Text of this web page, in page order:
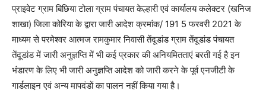
प्राइवेट ग्राम बिछिया टोला ग्राम पंचायत केल्हारी एवं कार्यालय कलेक्टर (खनिज
शाखा) जिला कोरिया के द्वारा जारी आदेश क्रमांक/ 191 5 फरवरी 2021 के
माध्यम से परमेश्वर आत्मज रामकुमार निवासी तेंदूडांड ग्राम तेंदूडांड पंचायत
तेंदूडांड में जारी अनुज्ञप्ति में भी कई प्रकार की अनियमितताएं बरती गई है इन
भंडारण के लिए भी जारी अनुज्ञप्ति आदेश को जारी करने के पूर्व एनजीटी के
गार्डलाइन एवं अन्य मापदंडों का पालन नहीं किया गया है।